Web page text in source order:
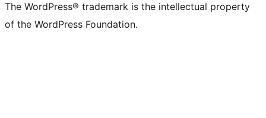
The WordPress® trademark is the intellectual property
of the WordPress Foundation.